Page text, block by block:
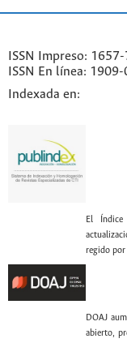
ISSN Impreso:
ISSN En línea:
Indexada en:
El Índice
regido por
DOAJ
abierto,